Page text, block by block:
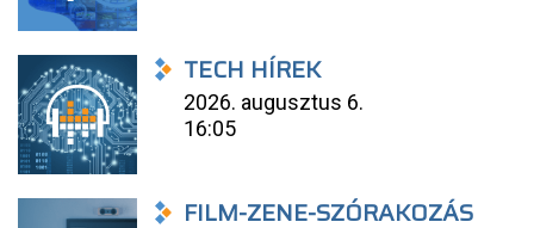
TECH HÍREK
2026. augusztus 6.
16:05
FILM-ZENE-SZÓRAKOZÁS